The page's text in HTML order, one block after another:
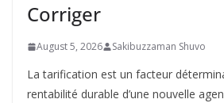
Corriger
August 5, 2026 Sakibuzzaman Shuvo
La tarification est un facteur
rentabilité durable d’une nouvelle